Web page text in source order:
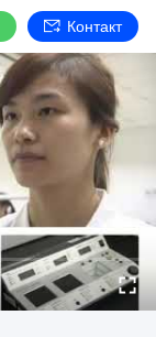
Контакт